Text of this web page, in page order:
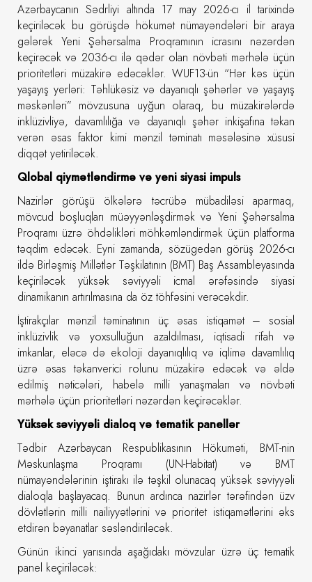
Azərbaycanın Sədrliyi altında 17 may 2026-cı il tarixində
keçiriləcək bu görüşdə hökumət nümayəndələri bir araya
gələrək Yeni Şəhərsalma Proqramının icrasını nəzərdən
keçirəcək və 2036-cı ilə qədər olan növbəti mərhələ üçün
prioritetləri müzakirə edəcəklər. WUF13-ün “Hər kəs üçün
yaşayış yerləri: Təhlükəsiz və dayanıqlı şəhərlər və yaşayış
məskənləri” mövzusuna uyğun olaraq, bu müzakirələrdə
inklüzivliyə, davamlılığa və dayanıqlı şəhər inkişafına təkan
verən əsas faktor kimi mənzil təminatı məsələsinə xüsusi
diqqət yetiriləcək.
Qlobal qiymətləndirmə və yeni siyasi impuls
Nazirlər görüşü ölkələrə təcrübə mübadiləsi aparmaq,
mövcud boşluqları müəyyənləşdirmək və Yeni Şəhərsalma
Proqramı üzrə öhdəlikləri möhkəmləndirmək üçün platforma
təqdim edəcək. Eyni zamanda, sözügedən görüş 2026-cı
ildə Birləşmiş Millətlər Təşkilatının (BMT) Baş Assambleyasında
keçiriləcək yüksək səviyyəli icmal ərəfəsində siyasi
dinamikanın artırılmasına da öz töhfəsini verəcəkdir.
İştirakçılar mənzil təminatının üç əsas istiqamət – sosial
inklüzivlik və yoxsulluğun azaldılması, iqtisadi rifah və
imkanlar, eləcə də ekoloji dayanıqlılıq və iqlimə davamlılıq
üzrə əsas təkanverici rolunu müzakirə edəcək və əldə
edilmiş nəticələri, habelə milli yanaşmaları və növbəti
mərhələ üçün prioritetləri nəzərdən keçirəcəklər.
Yüksək səviyyəli dialoq və tematik panellər
Tədbir Azərbaycan Respublikasının Hökuməti, BMT-nin
Məskunlaşma Proqramı (UN-Habitat) və BMT
nümayəndələrinin iştirakı ilə təşkil olunacaq yüksək səviyyəli
dialoqla başlayacaq. Bunun ardınca nazirlər tərəfindən üzv
dövlətlərin milli nailiyyətlərini və prioritet istiqamətlərini əks
etdirən bəyanatlar səsləndiriləcək.
Günün ikinci yarısında aşağıdakı mövzular üzrə üç tematik
panel keçiriləcək: